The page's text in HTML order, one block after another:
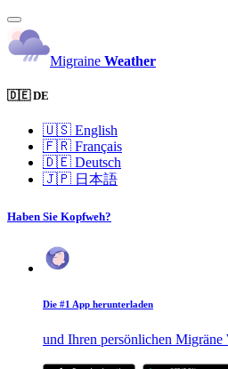
Migraine Weather
🇩🇪 DE
🇺🇸 English
🇫🇷 Français
🇩🇪 Deutsch
🇯🇵 日本語
Haben Sie Kopfweh?
Die #1 App herunterladen
und Ihren persönlichen Migräne